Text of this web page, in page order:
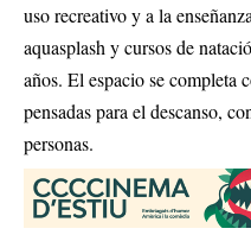
uso recreativo y a la
aquasplash y cursos de
años. El espacio se completa
pensadas para el descanso,
personas.